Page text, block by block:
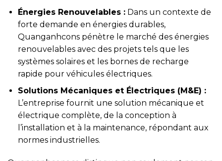
Énergies Renouvelables :Dans un contexte de
forte demande en énergies durables,
Quanganhcons pénètre le marché des énergies
renouvelables avec des projets tels que les
systèmes solaires et les bornes de recharge
rapide pour véhicules électriques.
Solutions Mécaniques et Électriques (M&E) :
L’entreprise fournit une solution mécanique et
électrique complète, de la conception à
l’installation et à la maintenance, répondant aux
normes industrielles.